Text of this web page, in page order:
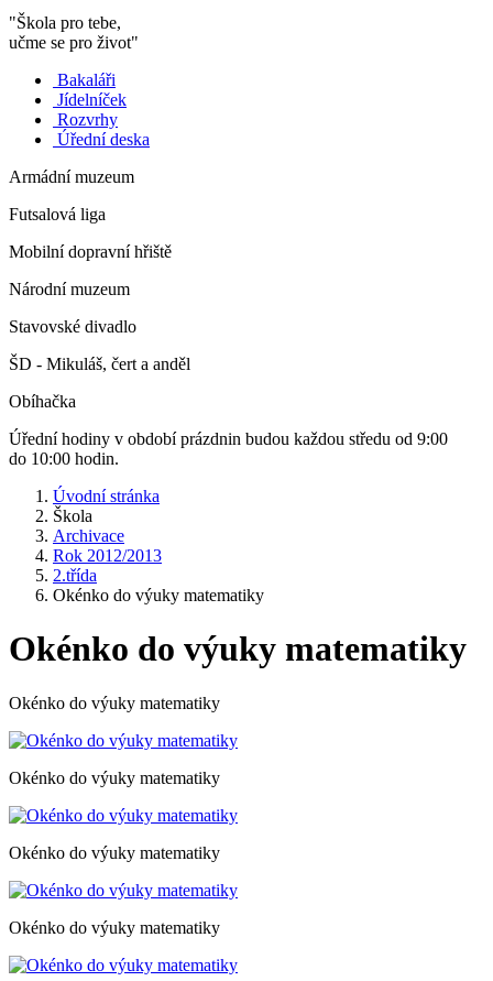
"Škola pro tebe,
učme se pro život"
Bakaláři
Jídelníček
Rozvrhy
Úřední deska
Armádní muzeum
Futsalová liga
Mobilní dopravní hřiště
Národní muzeum
Stavovské divadlo
ŠD - Mikuláš, čert a anděl
Obíhačka
Úřední hodiny v období prázdnin budou každou středu od 9:00
do 10:00 hodin.
Úvodní stránka
Škola
Archivace
Rok 2012/2013
2.třída
Okénko do výuky matematiky
Okénko do výuky matematiky
Okénko do výuky matematiky
Okénko do výuky matematiky
Okénko do výuky matematiky
Okénko do výuky matematiky